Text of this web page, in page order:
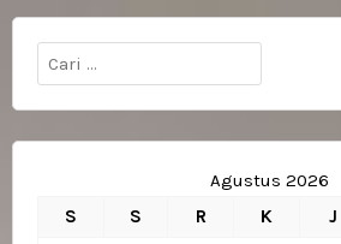
Cari
untuk:
Agustus 2026
S
S R K J